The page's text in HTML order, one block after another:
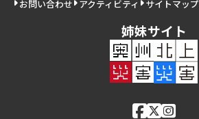
お問い合わせ アクティビティ サイトマップ
姉妹サイト